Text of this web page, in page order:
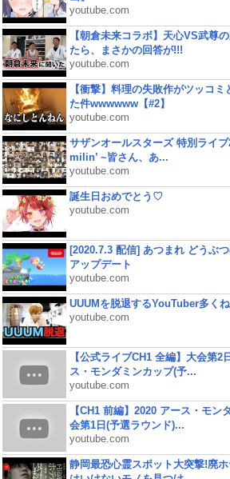
youtube.com
【朝倉未来コラボ】天心VS武尊
たら、まさかの回答が!!!
youtube.com
【衝撃】料理の失敗作がツッコミ
た件wwwwww【#2】
youtube.com
サザンオールスターズ 特別ライ
milin’ ~皆さん、あ...
youtube.com
誕生日おめでとう♡
youtube.com
[2020.7.3 配信] あつまれ どうぶ
アップデート
youtube.com
UUUMを脱退するYouTuber多く
youtube.com
【公式ライブCH1 全編】大会第2
ス・モンダミンカップ(予...
youtube.com
【CH1 前編】2020 アース・モン
会第1日(予選ラウンド)...
youtube.com
静岡最恐心霊スポット大突撃!廃